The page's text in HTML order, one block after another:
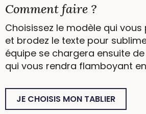
Comment faire ?
Choisissez le modèle qui
et brodez le texte pour
équipe se chargera ensuite
qui vous rendra flamboyant
JE CHOISIS MON TABLIER